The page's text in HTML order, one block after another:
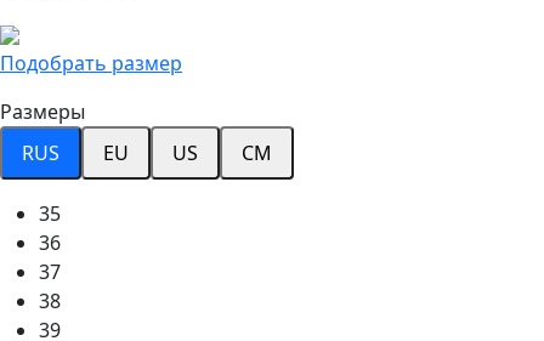
Подобрать размер
Размеры
RUS
EU US CM
35
36
37
38
39